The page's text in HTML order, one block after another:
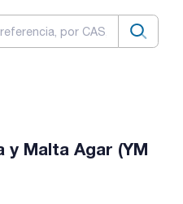
Malta Agar (YM